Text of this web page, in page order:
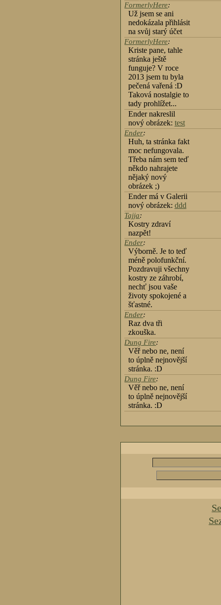
FormerlyHere:
Už jsem se ani
nedokázala přihlásit
na svůj starý účet
FormerlyHere:
Kriste pane, tahle
stránka ještě
funguje? V roce
2013 jsem tu byla
pečená vařená :D
Taková nostalgie to
tady prohlížet...
Ender nakreslil
nový obrázek: test
Ender:
Huh, ta stránka fakt
moc nefungovala.
Třeba nám sem teď
někdo nahrajete
nějaký nový
obrázek ;)
Ender má v Galerii
nový obrázek: ddd
Tajja:
Kostry zdraví
nazpět!
Ender:
Výborně. Je to teď
méně polofunkční.
Pozdravuji všechny
kostry ze záhrobí,
nechť jsou vaše
životy spokojené a
šťastné.
Ender:
Raz dva tři
zkouška.
Dung Fire:
Věř nebo ne, není
to úplně nejnovější
stránka. :D
Dung Fire:
Věř nebo ne, není
to úplně nejnovější
stránka. :D